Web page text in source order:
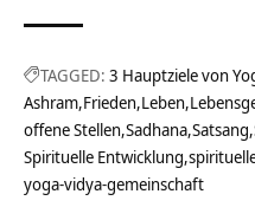
TAGGED: 3 Hauptziele von
Ashram Frieden Leben
offene Stellen Sadhana Satsang
Spirituelle Entwicklung
yoga-vidya-gemeinschaft